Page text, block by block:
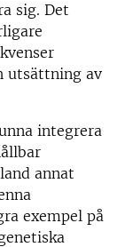
sig. Det
utsättning av
integrera
annat
exempel på